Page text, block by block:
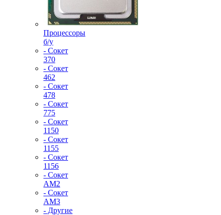
Процессоры
б/у
- Сокет
370
- Сокет
462
- Сокет
478
- Сокет
775
- Сокет
1150
- Сокет
1155
- Сокет
1156
- Сокет
AM2
- Сокет
AM3
- Другие